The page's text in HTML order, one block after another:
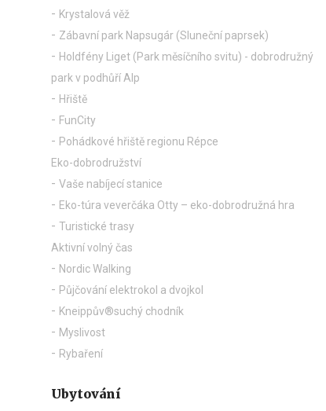
Krystalová věž
Zábavní park Napsugár (Sluneční paprsek)
Holdfény Liget (Park měsíčního svitu) - dobrodružný
park v podhůří Alp
Hřiště
FunCity
Pohádkové hřiště regionu Répce
Eko-dobrodružství
Vaše nabíjecí stanice
Eko-túra veverčáka Otty – eko-dobrodružná hra
Turistické trasy
Aktivní volný čas
Nordic Walking
Půjčování elektrokol a dvojkol
Kneippův®suchý chodník
Myslivost
Rybaření
Ubytování